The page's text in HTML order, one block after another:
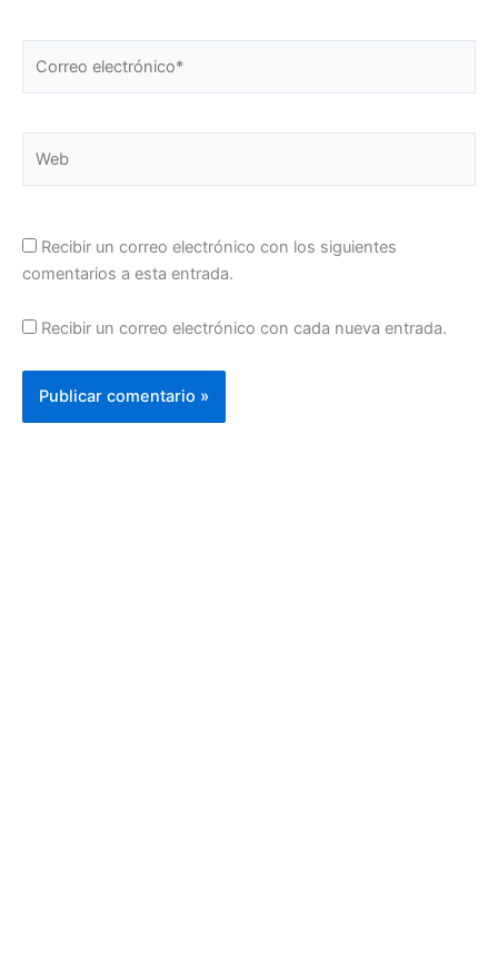
electrónico*
Recibir un correo electrónico con los siguientes
comentarios a esta entrada.
Recibir un correo electrónico con cada nueva entrada.